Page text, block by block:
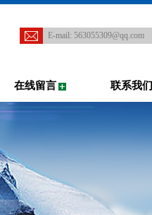
E-mail: 563055309@qq.com
在线留言 联系我们